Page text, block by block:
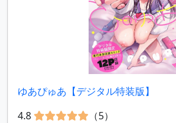
ゆあぴゅあ【デジタル特装版】
4.8
（5）